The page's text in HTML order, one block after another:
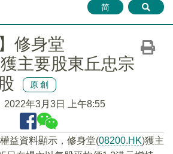
简
修身堂
主要股東丘忠宗
原創
2022年3月3日 上午8:55
益資料顯示，修身堂(08200.HK)獲主